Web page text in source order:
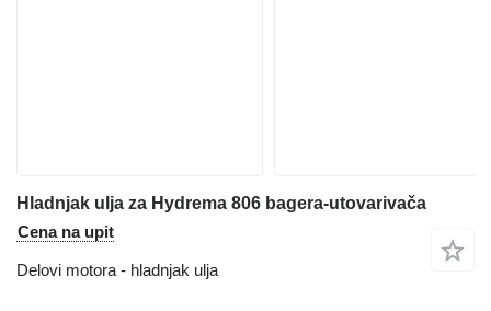
Hladnjak ulja za Hydrema 806 bagera-utovarivača
Cena na upit
Delovi motora - hladnjak ulja